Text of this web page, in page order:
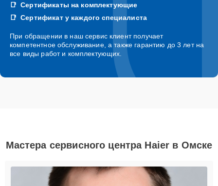
Сертификаты на комплектующие
Сертификат у каждого специалиста
При обращении в наш сервис клиент получает
компетентное обслуживание, а также гарантию до 3 лет на
все виды работ и комплектующих.
Мастера сервисного центра Haier в Омске